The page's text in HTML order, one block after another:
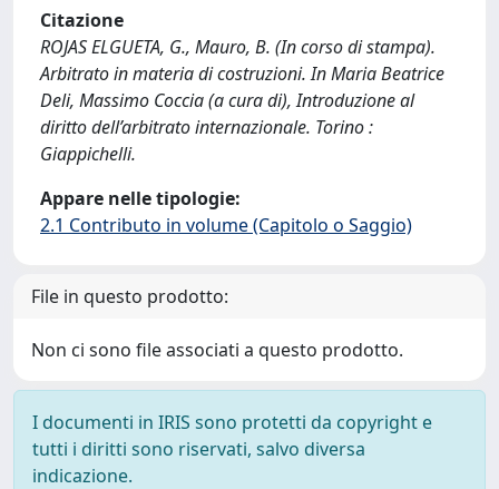
Citazione
ROJAS ELGUETA, G., Mauro, B. (In corso di stampa).
Arbitrato in materia di costruzioni. In Maria Beatrice
Deli, Massimo Coccia (a cura di), Introduzione al
diritto dell’arbitrato internazionale. Torino :
Giappichelli.
Appare nelle tipologie:
2.1 Contributo in volume (Capitolo o Saggio)
File in questo prodotto:
Non ci sono file associati a questo prodotto.
I documenti in IRIS sono protetti da copyright e
tutti i diritti sono riservati, salvo diversa
indicazione.